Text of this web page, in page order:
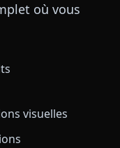
où vous
visuelles